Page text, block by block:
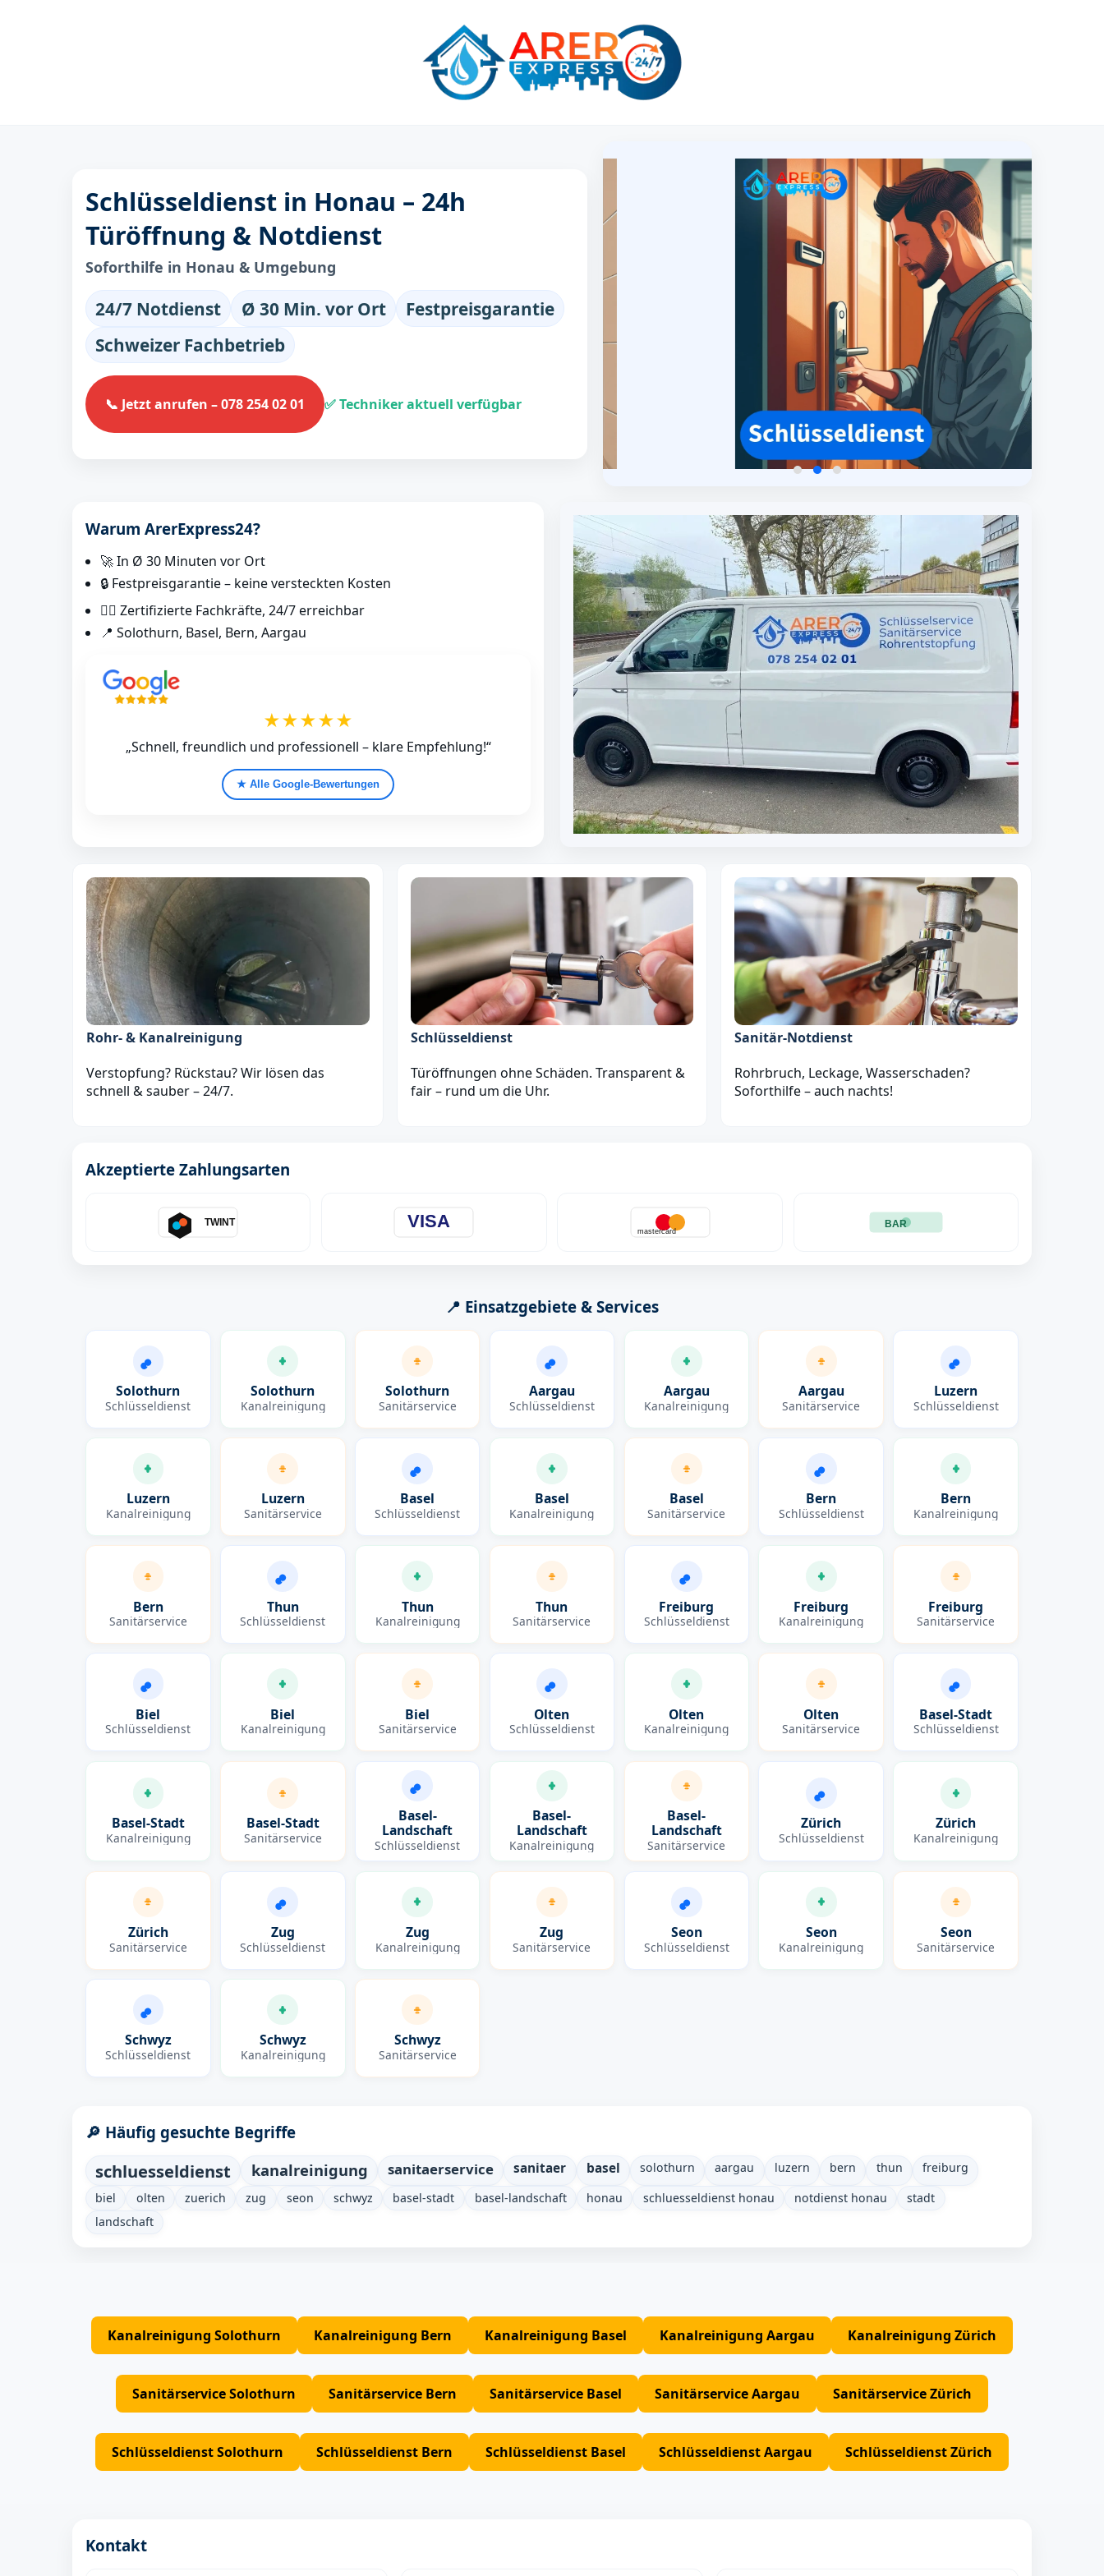
Schlüsseldienst in Honau – 24h
Türöffnung & Notdienst
Soforthilfe in Honau & Umgebung
24/7 Notdienst Ø 30 Min. vor Ort
Festpreisgarantie
Schweizer Fachbetrieb
📞 Jetzt anrufen – 078 254 02 01 ✅ Techniker aktuell verfügbar
Warum ArerExpress24?
🚀 In Ø 30 Minuten vor Ort
🔒 Festpreisgarantie – keine versteckten Kosten
👷‍♂️ Zertifizierte Fachkräfte, 24/7 erreichbar
📍 Solothurn, Basel, Bern, Aargau
★★★★★
„Schnell, freundlich und professionell – klare Empfehlung!“
★ Alle Google‑Bewertungen
Rohr- & Kanalreinigung
Verstopfung? Rückstau? Wir lösen das
schnell & sauber – 24/7.
Schlüsseldienst
Türöffnungen ohne Schäden. Transparent &
fair – rund um die Uhr.
Sanitär‑Notdienst
Rohrbruch, Leckage, Wasserschaden?
Soforthilfe – auch nachts!
Akzeptierte Zahlungsarten
TWINT VISA mastercard
BAR
📍 Einsatzgebiete & Services
Solothurn
Schlüsseldienst
Solothurn
Kanalreinigung
Solothurn
Sanitärservice
Aargau
Schlüsseldienst
Aargau
Kanalreinigung
Aargau
Sanitärservice
Luzern
Schlüsseldienst
Luzern
Kanalreinigung
Luzern
Sanitärservice
Basel
Schlüsseldienst
Basel
Kanalreinigung
Basel
Sanitärservice
Bern
Schlüsseldienst
Bern
Kanalreinigung
Bern
Sanitärservice
Thun
Schlüsseldienst
Thun
Kanalreinigung
Thun
Sanitärservice
Freiburg
Schlüsseldienst
Freiburg
Kanalreinigung
Freiburg
Sanitärservice
Biel
Schlüsseldienst
Biel
Kanalreinigung
Biel
Sanitärservice
Olten
Schlüsseldienst
Olten
Kanalreinigung
Olten
Sanitärservice
Basel-Stadt
Schlüsseldienst
Basel-Stadt
Kanalreinigung
Basel-Stadt
Sanitärservice
Basel-
Landschaft
Schlüsseldienst
Basel-
Landschaft
Kanalreinigung
Basel-
Landschaft
Sanitärservice
Zürich
Schlüsseldienst
Zürich
Kanalreinigung
Zürich
Sanitärservice
Zug
Schlüsseldienst
Zug
Kanalreinigung
Zug
Sanitärservice
Seon
Schlüsseldienst
Seon
Kanalreinigung
Seon
Sanitärservice
Schwyz
Schlüsseldienst
Schwyz
Kanalreinigung
Schwyz
Sanitärservice
🔎 Häufig gesuchte Begriffe
schluesseldienst kanalreinigung sanitaerservice sanitaer basel solothurn aargau luzern bern thun
freiburg
biel
olten zuerich zug seon schwyz basel-stadt basel-landschaft honau schluesseldienst honau notdienst honau
stadt
landschaft
Kanalreinigung Solothurn Kanalreinigung Bern Kanalreinigung Basel Kanalreinigung Aargau Kanalreinigung Zürich
Sanitärservice Solothurn Sanitärservice Bern Sanitärservice Basel Sanitärservice Aargau Sanitärservice Zürich
Schlüsseldienst Solothurn Schlüsseldienst Bern Schlüsseldienst Basel Schlüsseldienst Aargau Schlüsseldienst Zürich
Kontakt